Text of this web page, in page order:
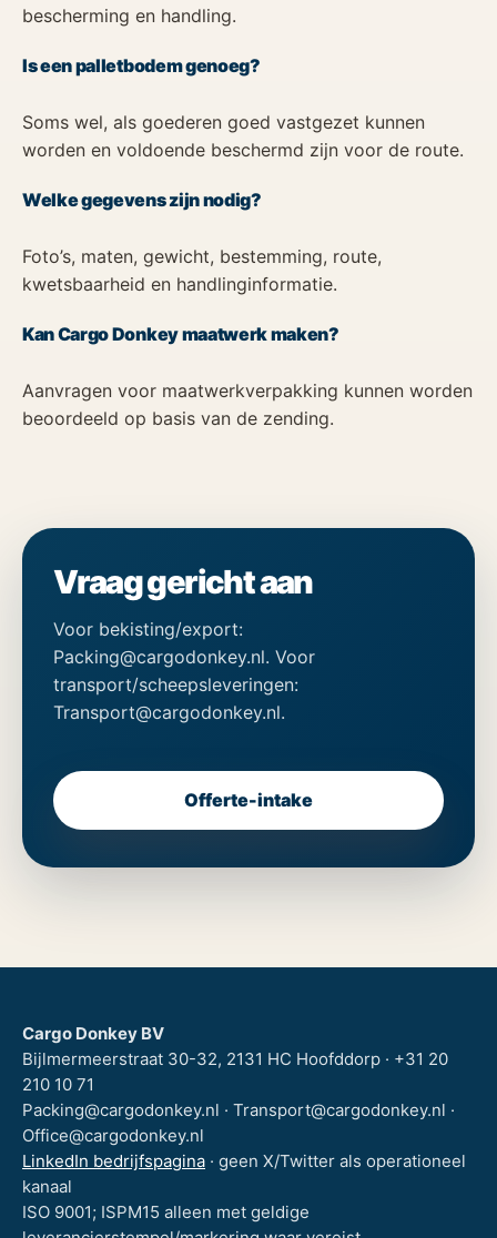
bescherming en handling.
Is een palletbodem genoeg?
Soms wel, als goederen goed vastgezet kunnen
worden en voldoende beschermd zijn voor de route.
Welke gegevens zijn nodig?
Foto’s, maten, gewicht, bestemming, route,
kwetsbaarheid en handlinginformatie.
Kan Cargo Donkey maatwerk maken?
Aanvragen voor maatwerkverpakking kunnen worden
beoordeeld op basis van de zending.
Vraag gericht aan
Voor bekisting/export:
Packing@cargodonkey.nl. Voor
transport/scheepsleveringen:
Transport@cargodonkey.nl.
Offerte-intake
Cargo Donkey BV
Bijlmermeerstraat 30-32, 2131 HC Hoofddorp · +31 20
210 10 71
Packing@cargodonkey.nl · Transport@cargodonkey.nl ·
Office@cargodonkey.nl
LinkedIn bedrijfspagina · geen X/Twitter als operationeel
kanaal
ISO 9001; ISPM15 alleen met geldige